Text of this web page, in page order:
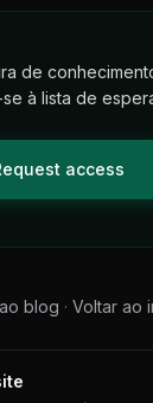
de
à lista de
access
blog · Voltar ao